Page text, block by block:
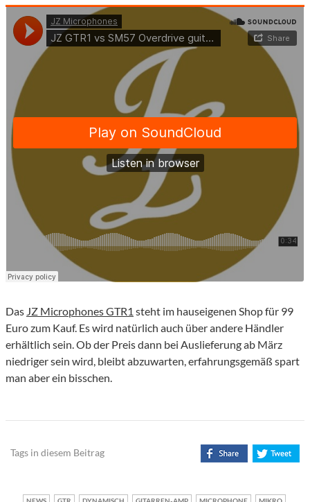
Das JZ Microphones GTR1 steht im hauseigenen Shop für 99
Euro zum Kauf. Es wird natürlich auch über andere Händler
erhältlich sein. Ob der Preis dann bei Auslieferung ab März
niedriger sein wird, bleibt abzuwarten, erfahrungsgemäß spart
man aber ein bisschen.
Tags in diesem Beitrag